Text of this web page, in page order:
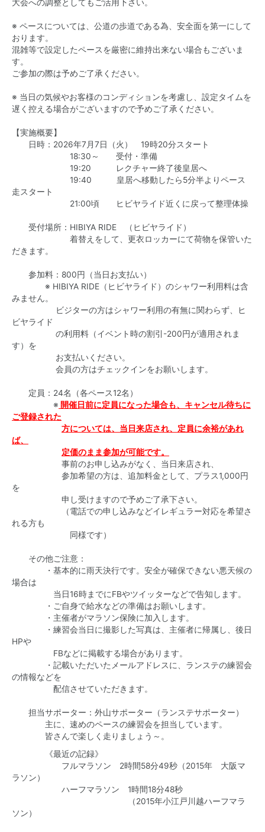
大会への調整としてもご活用下さい。
※ ペースについては、公道の歩道である為、安全面を第一にして
おります。
混雑等で設定したペースを厳密に維持出来ない場合もございま
す。
ご参加の際は予めご了承ください。
※ 当日の気候やお客様のコンディションを考慮し、設定タイムを
遅く控える場合がございますので予めご了承ください。
【実施概要】
日時：2026年7月7日（火） 19時20分スタート
18:30～ 受付・準備
19:20 レクチャー終了後皇居へ
19:40 皇居へ移動したら5分半よりペース
走スタート
21:00頃 ヒビヤライド近くに戻って整理体操
受付場所：HIBIYA RIDE （ヒビヤライド）
着替えをして、更衣ロッカーにて荷物を保管いた
だきます。
参加料：800円（当日お支払い）
※ HIBIYA RIDE（ヒビヤライド）のシャワー利用料は含
みません。
ビジターの方はシャワー利用の有無に関わらず、ヒ
ビヤライド
の利用料（イベント時の割引-200円が適用されま
す）を
お支払いください。
会員の方はチェックインをお願いします。
定員：24名（各ペース12名）
※ 開催日前に定員になった場合も、キャンセル待ちに
ご登録された
方については、当日来店され、定員に余裕があれ
ば、
定価のまま参加が可能です。
事前のお申し込みがなく、当日来店され、
参加希望の方は、追加料金として、プラス1,000円
を
申し受けますので予めご了承下さい。
（電話での申し込みなどイレギュラー対応を希望さ
れる方も
同様です）
その他ご注意：
・基本的に雨天決行です。安全が確保できない悪天候の
場合は
当日16時までにFBやツイッターなどで告知します。
・ご自身で給水などの準備はお願いします。
・主催者がマラソン保険に加入します。
・練習会当日に撮影した写真は、主催者に帰属し、後日
HPや
FBなどに掲載する場合があります。
・記載いただいたメールアドレスに、ランステの練習会
の情報などを
配信させていただきます。
担当サポーター：外山サポーター（ランステサポーター）
主に、速めのペースの練習会を担当しています。
皆さんで楽しく走りましょう～。
《最近の記録》
フルマラソン 2時間58分49秒（2015年 大阪マ
ラソン）
ハーフマラソン 1時間18分48秒
（2015年小江戸川越ハーフマラ
ソン）